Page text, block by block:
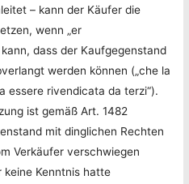
– kann der Käufer die
wenn „er
dass der Kaufgegenstand
werden können („che la
essere rivendicata da terzi“).
ist gemäß Art. 1482
mit dinglichen Rechten
Verkäufer verschwiegen
Kenntnis hatte